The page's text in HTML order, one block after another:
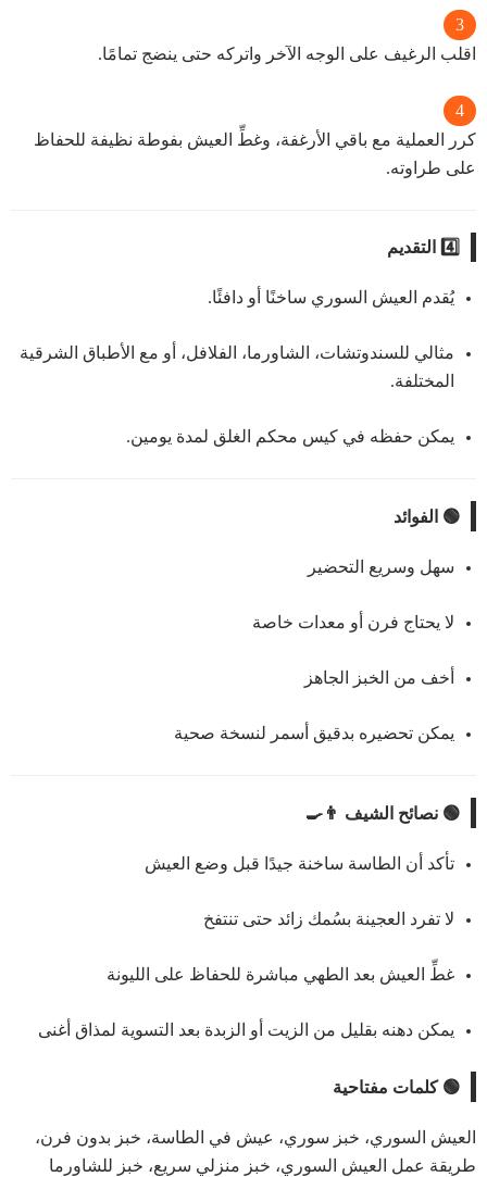
اقلب الرغيف على الوجه الآخر واتركه حتى ينضج تمامًا.
كرر العملية مع باقي الأرغفة، وغطِّ العيش بفوطة نظيفة للحفاظ
على طراوته.
4️⃣ التقديم
يُقدم العيش السوري ساخنًا أو دافئًا.
مثالي للسندوتشات، الشاورما، الفلافل، أو مع الأطباق الشرقية
المختلفة.
يمكن حفظه في كيس محكم الغلق لمدة يومين.
🟢 الفوائد
سهل وسريع التحضير
لا يحتاج فرن أو معدات خاصة
أخف من الخبز الجاهز
يمكن تحضيره بدقيق أسمر لنسخة صحية
🟢 نصائح الشيف 👨‍🍳
تأكد أن الطاسة ساخنة جيدًا قبل وضع العيش
لا تفرد العجينة بسُمك زائد حتى تنتفخ
غطِّ العيش بعد الطهي مباشرة للحفاظ على الليونة
يمكن دهنه بقليل من الزيت أو الزبدة بعد التسوية لمذاق أغنى
🟢 كلمات مفتاحية
العيش السوري، خبز سوري، عيش في الطاسة، خبز بدون فرن،
طريقة عمل العيش السوري، خبز منزلي سريع، خبز للشاورما